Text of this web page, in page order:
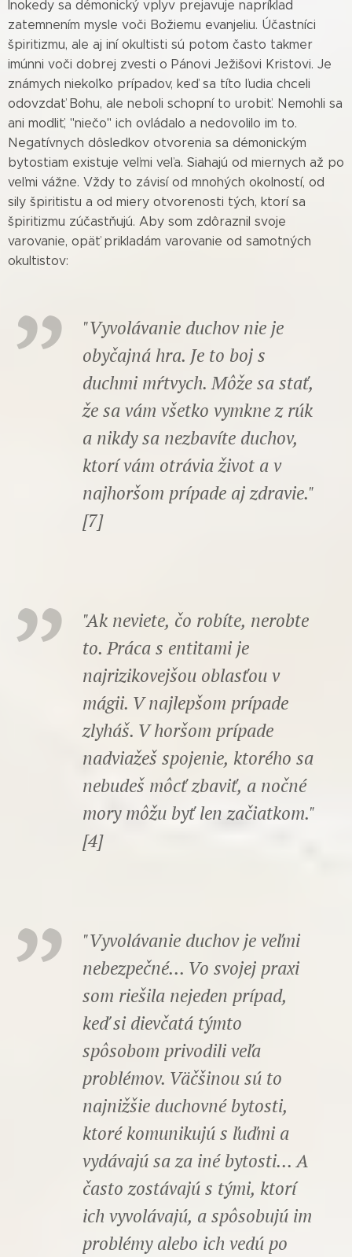
Inokedy sa démonický vplyv prejavuje napríklad
zatemnením mysle voči Božiemu evanjeliu. Účastníci
špiritizmu, ale aj iní okultisti sú potom často takmer
imúnni voči dobrej zvesti o Pánovi Ježišovi Kristovi. Je
známych niekoľko prípadov, keď sa títo ľudia chceli
odovzdať Bohu, ale neboli schopní to urobiť. Nemohli sa
ani modliť, "niečo" ich ovládalo a nedovolilo im to.
Negatívnych dôsledkov otvorenia sa démonickým
bytostiam existuje veľmi veľa. Siahajú od miernych až po
veľmi vážne. Vždy to závisí od mnohých okolností, od
sily špiritistu a od miery otvorenosti tých, ktorí sa
špiritizmu zúčastňujú. Aby som zdôraznil svoje
varovanie, opäť prikladám varovanie od samotných
okultistov:
"Vyvolávanie duchov nie je
obyčajná hra. Je to boj s
duchmi mŕtvych. Môže sa stať,
že sa vám všetko vymkne z rúk
a nikdy sa nezbavíte duchov,
ktorí vám otrávia život a v
najhoršom prípade aj zdravie."
[7]
"Ak neviete, čo robíte, nerobte
to. Práca s entitami je
najrizikovejšou oblasťou v
mágii. V najlepšom prípade
zlyháš. V horšom prípade
nadviažeš spojenie, ktorého sa
nebudeš môcť zbaviť, a nočné
mory môžu byť len začiatkom."
[4]
"Vyvolávanie duchov je veľmi
nebezpečné... Vo svojej praxi
som riešila nejeden prípad,
keď si dievčatá týmto
spôsobom privodili veľa
problémov. Väčšinou sú to
najnižšie duchovné bytosti,
ktoré komunikujú s ľuďmi a
vydávajú sa za iné bytosti... A
často zostávajú s tými, ktorí
ich vyvolávajú, a spôsobujú im
problémy alebo ich vedú po